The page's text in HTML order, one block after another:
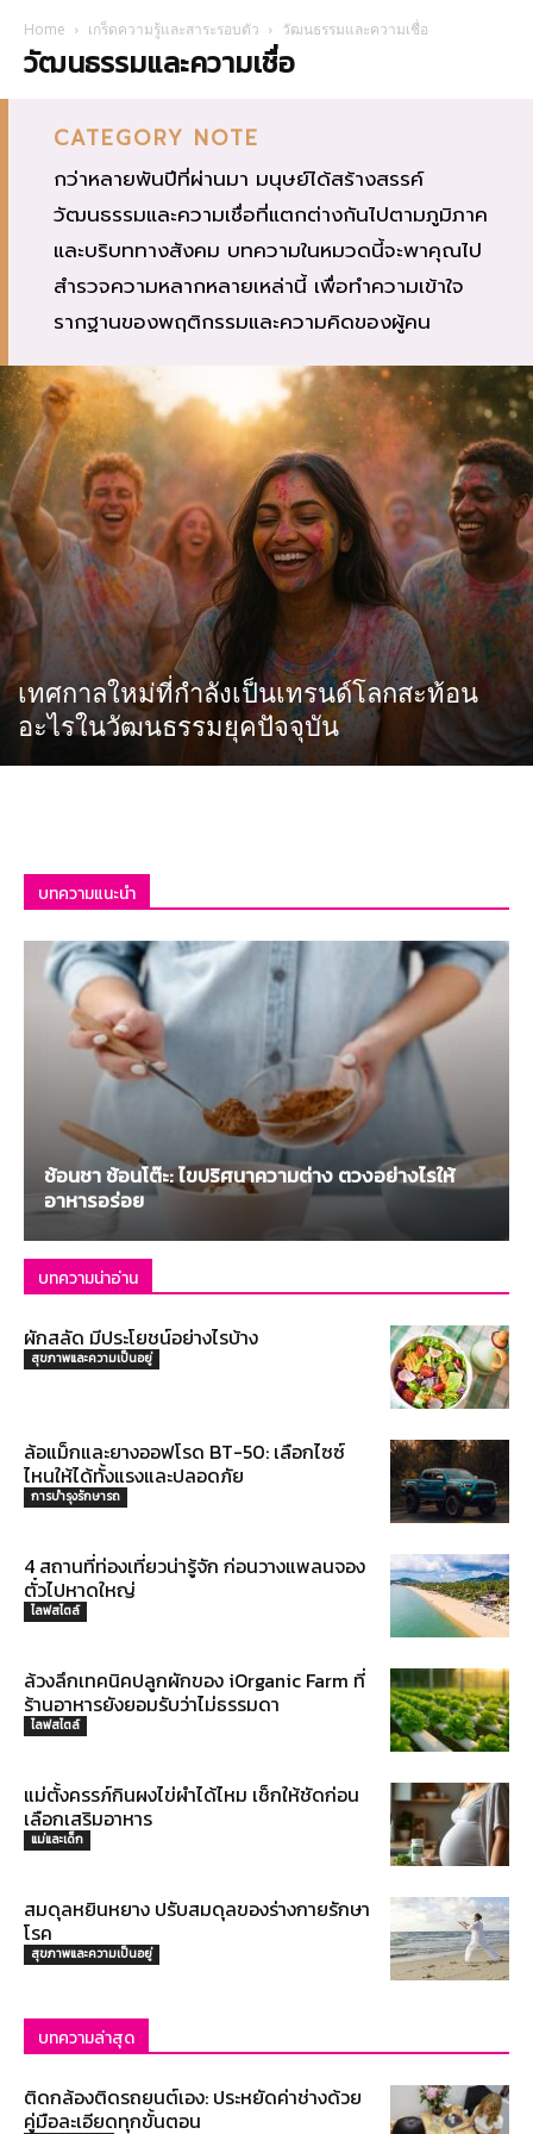
Home เกร็ดความรู้และสาระรอบตัว วัฒนธรรมและความเชื่อ
วัฒนธรรมและความเชื่อ
CATEGORY NOTE
กว่าหลายพันปีที่ผ่านมา มนุษย์ได้สร้างสรรค์
วัฒนธรรมและความเชื่อที่แตกต่างกันไปตามภูมิภาค
และบริบททางสังคม บทความในหมวดนี้จะพาคุณไป
สำรวจความหลากหลายเหล่านี้ เพื่อทำความเข้าใจ
รากฐานของพฤติกรรมและความคิดของผู้คน
เทศกาลใหม่ที่กำลังเป็นเทรนด์โลกสะท้อน
อะไรในวัฒนธรรมยุคปัจจุบัน
บทความแนะนำ
ช้อนชา ช้อนโต๊ะ: ไขปริศนาความต่าง ตวงอย่างไรให้
อาหารอร่อย
บทความน่าอ่าน
ผักสลัด มีประโยชน์อย่างไรบ้าง
สุขภาพและความเป็นอยู่
ล้อแม็กและยางออฟโรด BT-50: เลือกไซซ์
ไหนให้ได้ทั้งแรงและปลอดภัย
การบำรุงรักษารถ
4 สถานที่ท่องเที่ยวน่ารู้จัก ก่อนวางแพลนจอง
ตั๋วไปหาดใหญ่
ไลฟสไตล์
ล้วงลึกเทคนิคปลูกผักของ iOrganic Farm ที่
ร้านอาหารยังยอมรับว่าไม่ธรรมดา
ไลฟสไตล์
แม่ตั้งครรภ์กินผงไข่ผำได้ไหม เช็กให้ชัดก่อน
เลือกเสริมอาหาร
แม่และเด็ก
สมดุลหยินหยาง ปรับสมดุลของร่างกายรักษา
โรค
สุขภาพและความเป็นอยู่
บทความล่าสุด
ติดกล้องติดรถยนต์เอง: ประหยัดค่าช่างด้วย
คู่มือละเอียดทุกขั้นตอน